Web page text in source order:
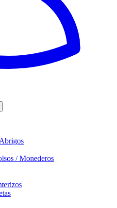
/ Monederos